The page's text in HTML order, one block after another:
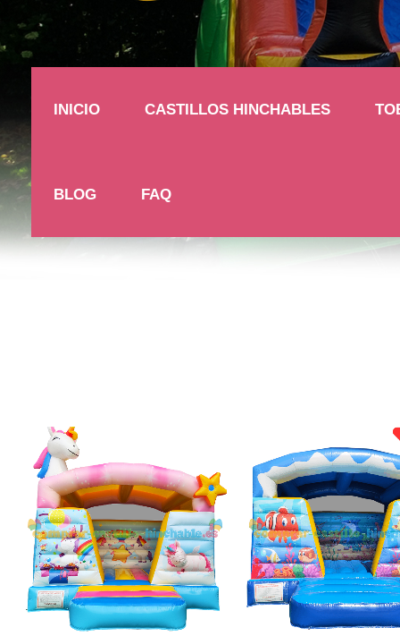
INICIO CASTILLOS HINCHABLES
BLOG FAQ